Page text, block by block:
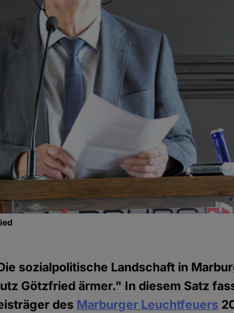
sozialpolitische Landschaft in
Götzfried ärmer." In diesem Satz
des Marburger Leuchtfeuers